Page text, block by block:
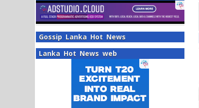
Gossip Lanka Hot News
Lanka Hot News web